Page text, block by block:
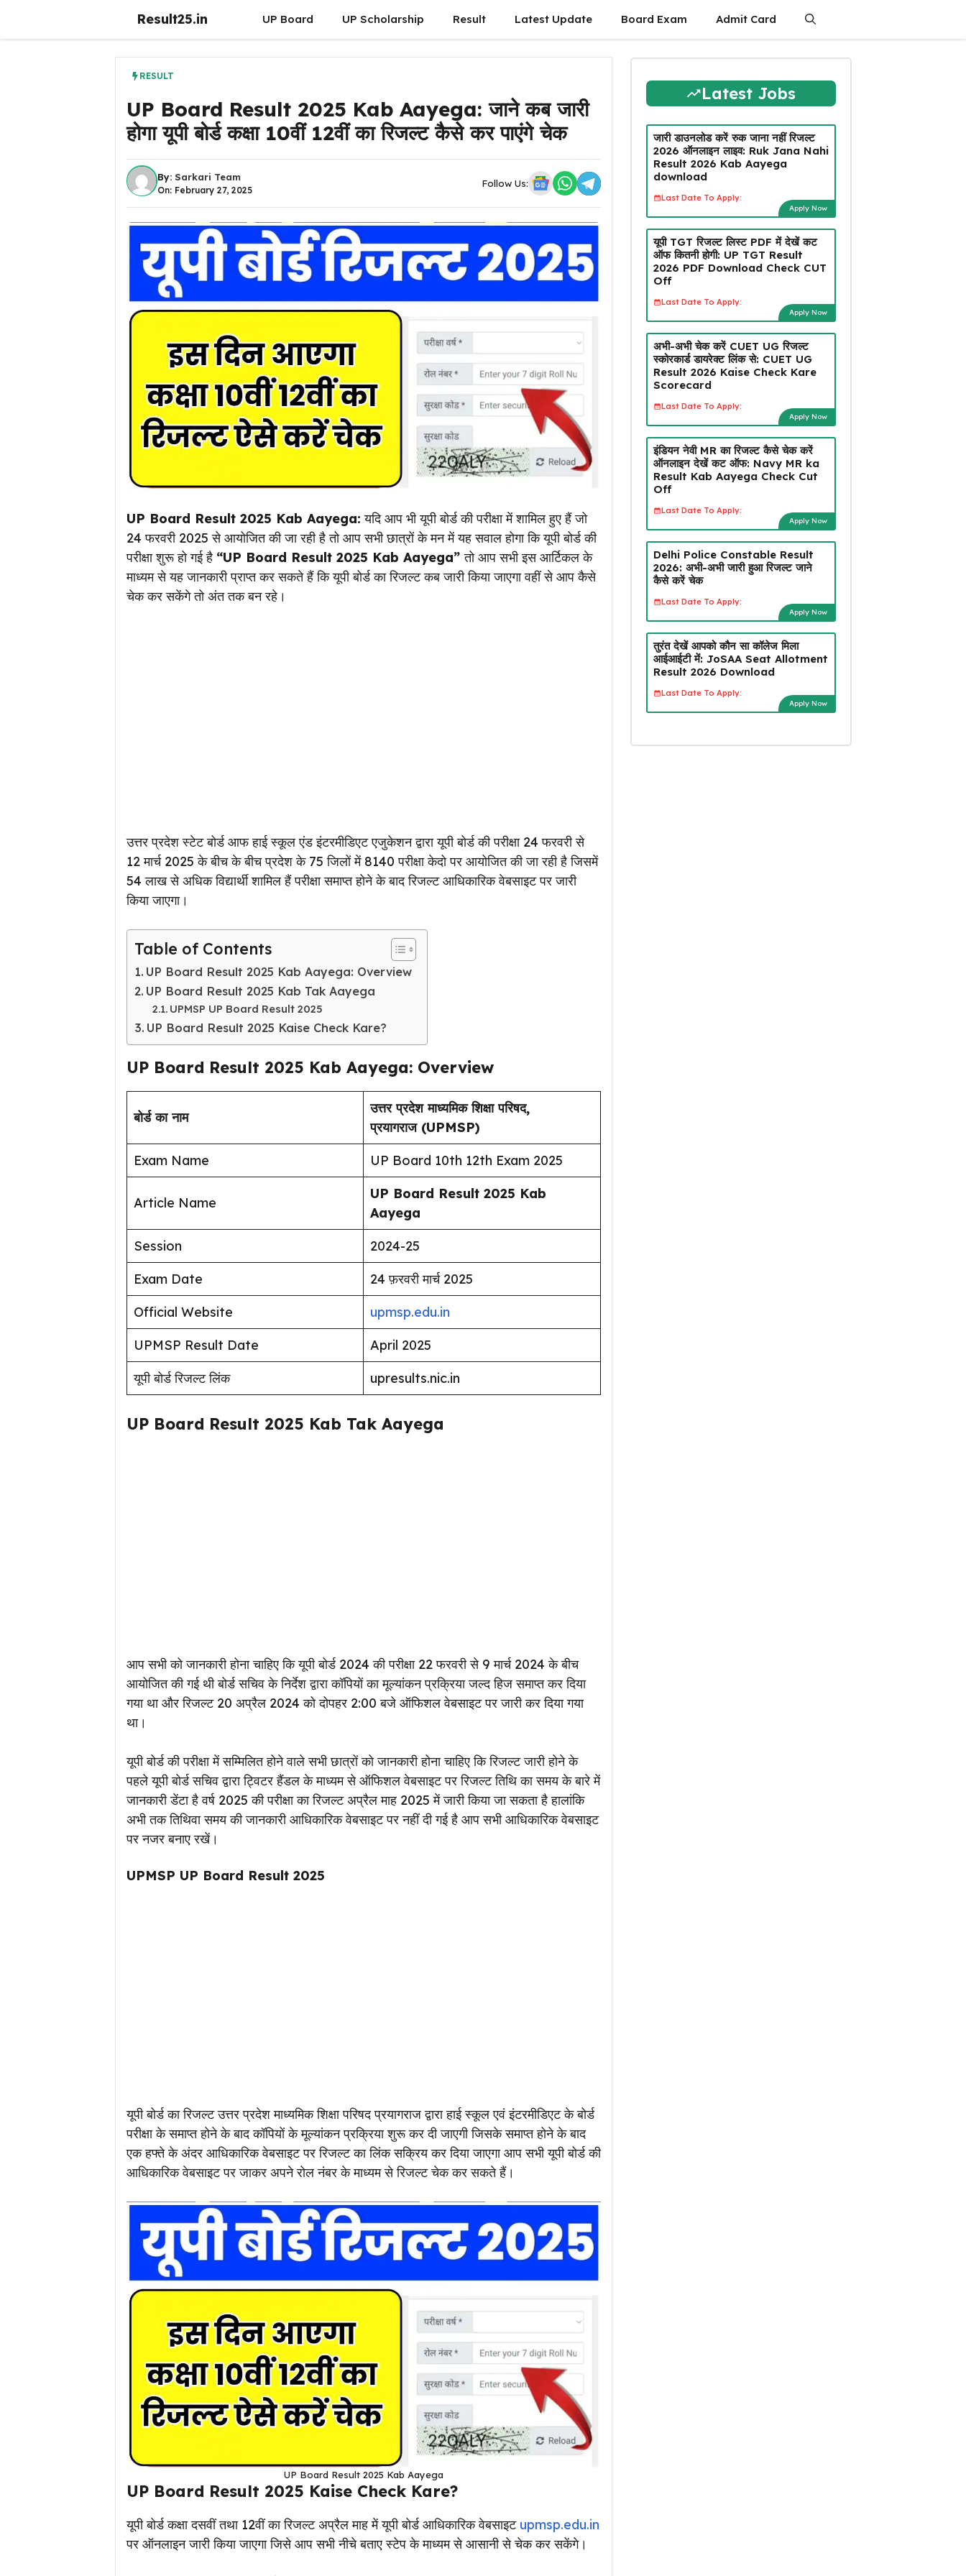
Result25.in UP Board UP Scholarship Result Latest Update Board Exam Admit Card
RESULT
UP Board Result 2025 Kab Aayega: जाने कब जारी
होगा यूपी बोर्ड कक्षा 10वीं 12वीं का रिजल्ट कैसे कर पाएंगे चेक
By: Sarkari Team
On: February 27, 2025
Follow Us:
UP Board Result 2025 Kab Aayega: यदि आप भी यूपी बोर्ड की परीक्षा में शामिल हुए हैं जो
24 फरवरी 2025 से आयोजित की जा रही है तो आप सभी छात्रों के मन में यह सवाल होगा कि यूपी बोर्ड की
परीक्षा शुरू हो गई है “UP Board Result 2025 Kab Aayega”तो आप सभी इस आर्टिकल के
माध्यम से यह जानकारी प्राप्त कर सकते हैं कि यूपी बोर्ड का रिजल्ट कब जारी किया जाएगा वहीं से आप कैसे
चेक कर सकेंगे तो अंत तक बन रहे।
उत्तर प्रदेश स्टेट बोर्ड आफ हाई स्कूल एंड इंटरमीडिएट एजुकेशन द्वारा यूपी बोर्ड की परीक्षा 24 फरवरी से
12 मार्च 2025 के बीच के बीच प्रदेश के 75 जिलों में 8140 परीक्षा केदो पर आयोजित की जा रही है जिसमें
54 लाख से अधिक विद्यार्थी शामिल हैं परीक्षा समाप्त होने के बाद रिजल्ट आधिकारिक वेबसाइट पर जारी
किया जाएगा।
Table of Contents
UP Board Result 2025 Kab Aayega: Overview
UP Board Result 2025 Kab Tak Aayega
UPMSP UP Board Result 2025
UP Board Result 2025 Kaise Check Kare?
UP Board Result 2025 Kab Aayega: Overview
बोर्ड का नाम
उत्तर प्रदेश माध्यमिक शिक्षा परिषद,
प्रयागराज (UPMSP)
Exam Name
UP Board 10th 12th Exam 2025
Article Name
UP Board Result 2025 Kab
Aayega
Session
2024-25
Exam Date
24 फ़रवरी मार्च 2025
Official Website
upmsp.edu.in
UPMSP Result Date
April 2025
यूपी बोर्ड रिजल्ट लिंक
upresults.nic.in
UP Board Result 2025 Kab Tak Aayega
आप सभी को जानकारी होना चाहिए कि यूपी बोर्ड 2024 की परीक्षा 22 फरवरी से 9 मार्च 2024 के बीच
आयोजित की गई थी बोर्ड सचिव के निर्देश द्वारा कॉपियों का मूल्यांकन प्रक्रिया जल्द हिज समाप्त कर दिया
गया था और रिजल्ट 20 अप्रैल 2024 को दोपहर 2:00 बजे ऑफिशल वेबसाइट पर जारी कर दिया गया
था।
यूपी बोर्ड की परीक्षा में सम्मिलित होने वाले सभी छात्रों को जानकारी होना चाहिए कि रिजल्ट जारी होने के
पहले यूपी बोर्ड सचिव द्वारा ट्विटर हैंडल के माध्यम से ऑफिशल वेबसाइट पर रिजल्ट तिथि का समय के बारे में
जानकारी डेंटा है वर्ष 2025 की परीक्षा का रिजल्ट अप्रैल माह 2025 में जारी किया जा सकता है हालांकि
अभी तक तिथिवा समय की जानकारी आधिकारिक वेबसाइट पर नहीं दी गई है आप सभी आधिकारिक वेबसाइट
पर नजर बनाए रखें।
UPMSP UP Board Result 2025
यूपी बोर्ड का रिजल्ट उत्तर प्रदेश माध्यमिक शिक्षा परिषद प्रयागराज द्वारा हाई स्कूल एवं इंटरमीडिएट के बोर्ड
परीक्षा के समाप्त होने के बाद कॉपियों के मूल्यांकन प्रक्रिया शुरू कर दी जाएगी जिसके समाप्त होने के बाद
एक हफ्ते के अंदर आधिकारिक वेबसाइट पर रिजल्ट का लिंक सक्रिय कर दिया जाएगा आप सभी यूपी बोर्ड की
आधिकारिक वेबसाइट पर जाकर अपने रोल नंबर के माध्यम से रिजल्ट चेक कर सकते हैं।
UP Board Result 2025 Kab Aayega
UP Board Result 2025 Kaise Check Kare?
यूपी बोर्ड कक्षा दसवीं तथा 12वीं का रिजल्ट अप्रैल माह में यूपी बोर्ड आधिकारिक वेबसाइट upmsp.edu.in
पर ऑनलाइन जारी किया जाएगा जिसे आप सभी नीचे बताए स्टेप के माध्यम से आसानी से चेक कर सकेंगे।
Latest Jobs
जारी डाउनलोड करें रुक जाना नहीं रिजल्ट
2026 ऑनलाइन लाइव: Ruk Jana Nahi
Result 2026 Kab Aayega
download
Last Date To Apply:
Apply Now
यूपी TGT रिजल्ट लिस्ट PDF में देखें कट
ऑफ कितनी होगी: UP TGT Result
2026 PDF Download Check CUT
Off
Last Date To Apply:
Apply Now
अभी-अभी चेक करें CUET UG रिजल्ट
स्कोरकार्ड डायरेक्ट लिंक से: CUET UG
Result 2026 Kaise Check Kare
Scorecard
Last Date To Apply:
Apply Now
इंडियन नेवी MR का रिजल्ट कैसे चेक करें
ऑनलाइन देखें कट ऑफ: Navy MR ka
Result Kab Aayega Check Cut
Off
Last Date To Apply:
Apply Now
Delhi Police Constable Result
2026: अभी-अभी जारी हुआ रिजल्ट जाने
कैसे करें चेक
Last Date To Apply:
Apply Now
तुरंत देखें आपको कौन सा कॉलेज मिला
आईआईटी में: JoSAA Seat Allotment
Result 2026 Download
Last Date To Apply:
Apply Now